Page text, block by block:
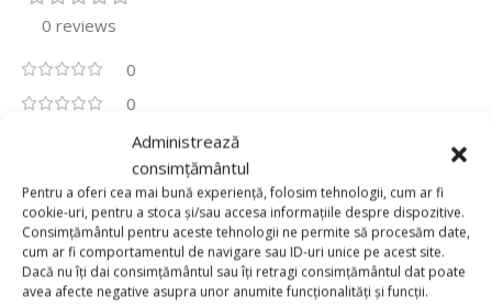
Administrează
consimțământul
Pentru a oferi cea mai bună experiență, folosim tehnologii, cum ar fi
cookie-uri, pentru a stoca și/sau accesa informațiile despre dispozitive.
Consimțământul pentru aceste tehnologii ne permite să procesăm date,
cum ar fi comportamentul de navigare sau ID-uri unice pe acest site.
Dacă nu îți dai consimțământul sau îți retragi consimțământul dat poate
avea afecte negative asupra unor anumite funcționalități și funcții.
0 reviews
0
0
0
0
0
Fii primul care scrii o recenzie pentru „Balon Folie
110cm x 90cm, Cărucior Verde “Baby Boy””
Adresa ta de email nu va fi publicată. Câmpurile obligatorii